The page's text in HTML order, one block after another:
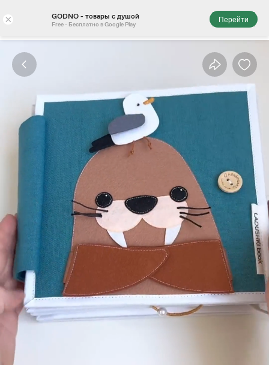
× GODNO - товары с душой
Free - Бесплатно в Google Play
Перейти